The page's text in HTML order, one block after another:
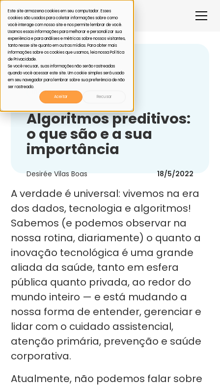
Este site armazena cookies em seu computador. Esses
cookies são usados para coletar informações sobre como
você interage com nosso site e nos permite lembrar de você.
Usamos essas informações para melhorar e personalizar sua
experiência e para análises e métricas sobre nossos visitantes,
tanto nesse site quanto em outras mídias. Para obter mais
informações sobre os cookies que usamos, leia nossa Política
de Privacidade.
Se você recusar, suas informações não serão rastreadas
quando você acessar este site. Um cookie simples será usado
em seu navegador para lembrar sobre sua preferência de não
ser rastreado.
Aceitar
Recusar
Voltar
Inovação
Algoritmos preditivos:
o que são e a sua
importância
Desirée Vilas Boas 18/5/2022
A verdade é universal: vivemos na era
dos dados, tecnologia e algoritmos!
Sabemos (e podemos observar na
nossa rotina, diariamente) o quanto a
inovação tecnológica é uma grande
aliada da saúde, tanto em esfera
pública quanto privada, ao redor do
mundo inteiro — e está mudando a
nossa forma de entender, gerenciar e
lidar com o cuidado assistencial,
atenção primária, prevenção e saúde
corporativa.
Atualmente, não podemos falar sobre